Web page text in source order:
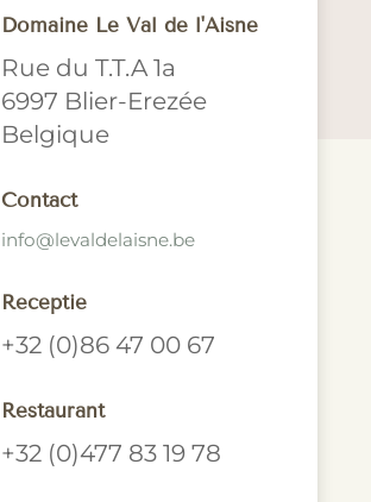
Domaine Le Val de l'Aisne
Rue du T.T.A 1a
6997 Blier-Erezée
Belgique
Contact
info@levaldelaisne.be
Receptie
+32 (0)86 47 00 67
Restaurant
+32 (0)477 83 19 78